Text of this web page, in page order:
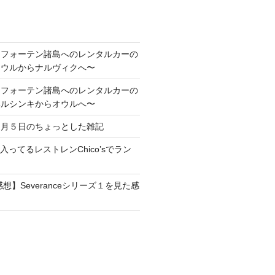
ォーテン諸島へのレンタルカーの
ルからナルヴィクへ〜
ォーテン諸島へのレンタルカーの
シンキからオウルへ〜
５日のちょっとした雑記
ってるレストレンChico’sでラン
想】Severanceシリーズ１を見た感